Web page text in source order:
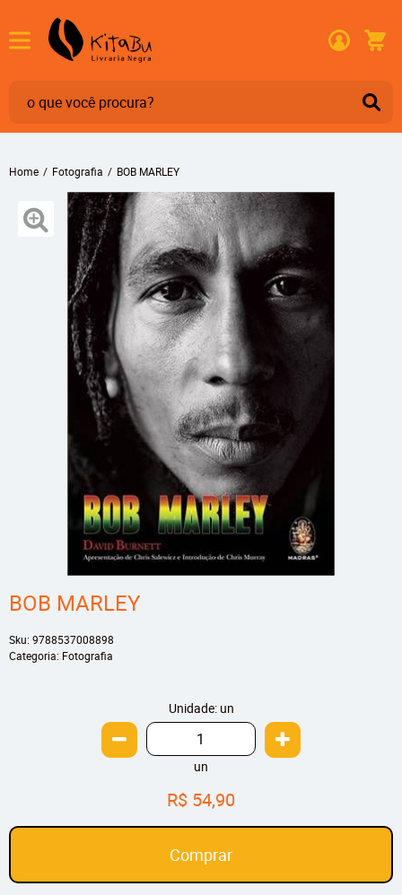
Home Fotografia BOB MARLEY
BOB MARLEY
Sku: 9788537008898
Categoria: Fotografia
Unidade: un
un
R$ 54,90
Comprar